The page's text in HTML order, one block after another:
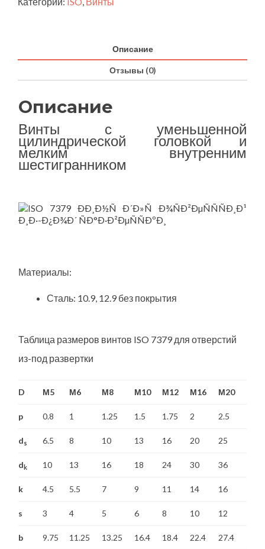
Описание
Отзывы (0)
Описание
Винты с уменьшенной
цилиндрической головкой и
мелким внутренним
шестигранником
Материалы:
Сталь: 10.9, 12.9 без покрытия
Таблица размеров винтов ISO 7379 для отверстий
из-под развертки
D М5 М6 М8 М10 М12 М16 М20
p 0.8 1 1.25 1.5 1.75 2 2.5
ds 6.5 8 10 13 16 20 25
d k 10 13 16 18 24 30 36
k 4.5 5.5 7 9 11 14 16
s 3 4 5 6 8 10 12
b 9.75 11.25 13.25 16.4 18.4 22.4 27.4